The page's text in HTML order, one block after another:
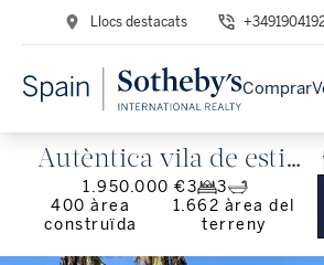
Llocs destacats
Comprar
Autèntica vila de estil
mexicà a Bonaire,
Alcúdia.
1.950.000 €3
3
400 àrea
construïda
1.662 àrea del
terreny